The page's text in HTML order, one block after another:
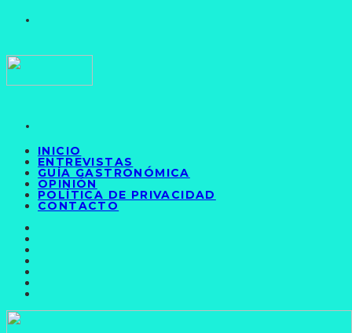
INICIO
ENTREVISTAS
GUÍA GASTRONÓMICA
OPINIÓN
POLÍTICA DE PRIVACIDAD
CONTACTO